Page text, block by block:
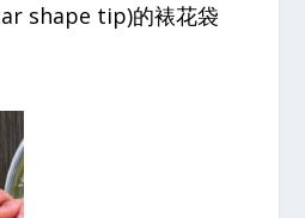
shape tip)的裱花袋